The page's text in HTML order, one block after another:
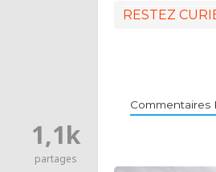
RESTEZ
Commentaires
1,1k
partages